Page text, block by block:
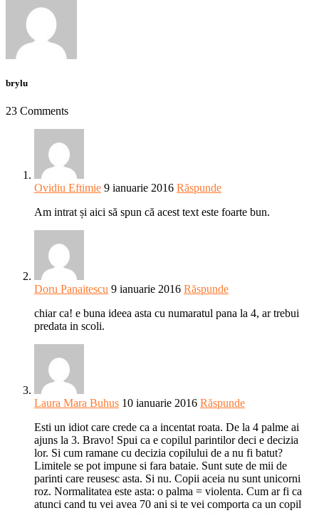
brylu
23 Comments
Ovidiu Eftimie 9 ianuarie 2016 Răspunde
Am intrat și aici să spun că acest text este foarte bun.
Doru Panaitescu 9 ianuarie 2016 Răspunde
chiar ca! e buna ideea asta cu numaratul pana la 4, ar trebui
predata in scoli.
Laura Mara Buhus 10 ianuarie 2016 Răspunde
Esti un idiot care crede ca a incentat roata. De la 4 palme ai
ajuns la 3. Bravo! Spui ca e copilul parintilor deci e decizia
lor. Si cum ramane cu decizia copilului de a nu fi batut?
Limitele se pot impune si fara bataie. Sunt sute de mii de
parinti care reusesc asta. Si nu. Copii aceia nu sunt unicorni
roz. Normalitatea este asta: o palma = violenta. Cum ar fi ca
atunci cand tu vei avea 70 ani si te vei comporta ca un copil